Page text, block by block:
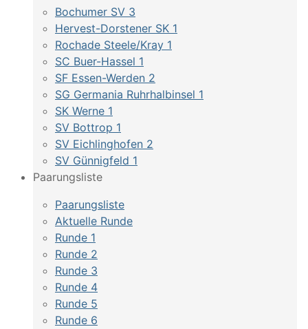
Bochumer SV 3
Hervest-Dorstener SK 1
Rochade Steele/Kray 1
SC Buer-Hassel 1
SF Essen-Werden 2
SG Germania Ruhrhalbinsel 1
SK Werne 1
SV Bottrop 1
SV Eichlinghofen 2
SV Günnigfeld 1
Paarungsliste
Paarungsliste
Aktuelle Runde
Runde 1
Runde 2
Runde 3
Runde 4
Runde 5
Runde 6